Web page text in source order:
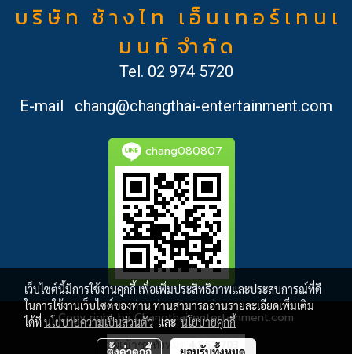
บ ริ ษั ท ช้ า ง ไ ท เ อ็ น เ ท อ ร์ เ ท น เ
ม น ท์ จำ กั ด
Tel. 02 974 5720
E-mail
chang@changthai-entertainment.com
chang080807
Copy right by Changthai-entertainment.com
ผู้เข้าชมทั้งหมด 4,562,703
เว็บไซต์นี้มีการใช้งานคุกกี้ เพื่อเพิ่มประสิทธิภาพและประสบการณ์ที่ดี
ในการใช้งานเว็บไซต์ของท่าน ท่านสามารถอ่านรายละเอียดเพิ่มเติม
ได้ที่นโยบายความเป็นส่วนตัวและนโยบายคุกกี้